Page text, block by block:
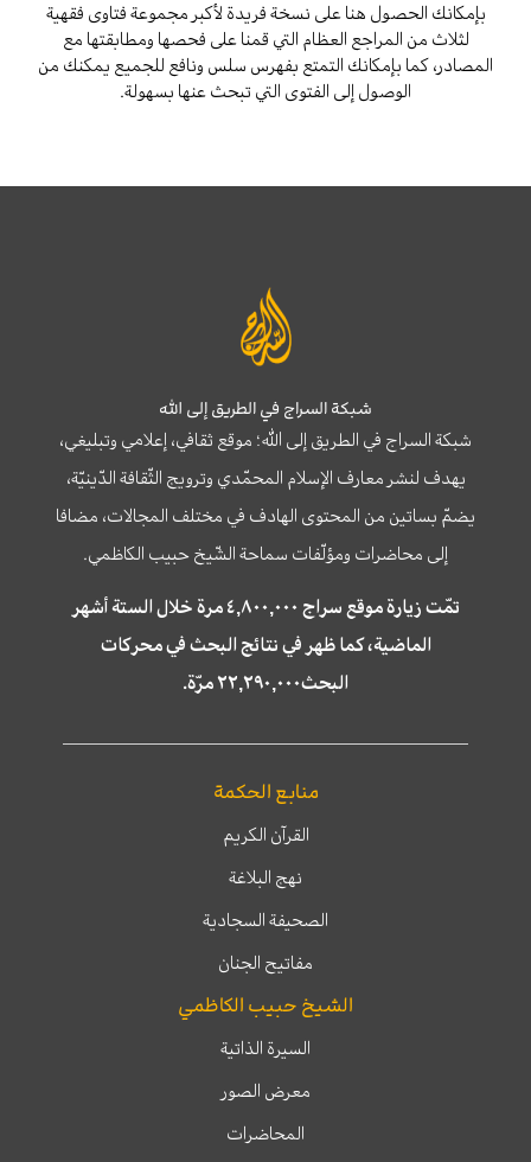
بإمكانك الحصول هنا على نسخة فريدة لأكبر مجموعة فتاوى فقهية
لثلاث من المراجع العظام التي قمنا على فحصها ومطابقتها مع
المصادر، كما بإمكانك التمتع بفهرس سلس ونافع للجميع يمكنك من
الوصول إلى الفتوى التي تبحث عنها بسهولة.
شبكة السراج في الطريق إلى الله
شبكة السراج في الطريق إلى الله؛ موقع ثقافي، إعلامي وتبليغي،
يهدف لنشر معارف الإسلام المحمّدي وترويج الثّقافة الدّينيّة،
يضمّ بساتين من المحتوى الهادف في مختلف المجالات، مضافا
إلى محاضرات ومؤلّفات سماحة الشّيخ حبيب الكاظمي.
تمّت زيارة موقع سراج ٤,٨٠٠,٠٠٠ مرة خلال الستة أشهر
الماضية، كما ظهر في نتائج البحث في محركات
البحث٢٢,٢٩٠,٠٠٠ مرّة.
منابع الحكمة
القرآن الكريم
نهج البلاغة
الصحيفة السجادية
مفاتيح الجنان
الشيخ حبيب الكاظمي
السيرة الذاتية
معرض الصور
المحاضرات